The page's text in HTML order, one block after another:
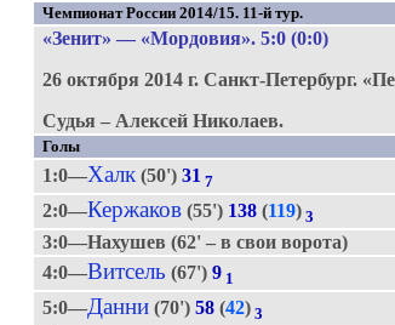
Чемпионат России 2014/15. 11-й тур.
«Зенит» — «Мордовия». 5:0 (0:0)
26 октября 2014 г.Санкт-Петербург.
Судья – Алексей Николаев.
Голы
1:0—Халк (50')31 7
2:0—Кержаков (55') 138 (119) 3
3:0—Нахушев (62' – в свои ворота)
4:0—Витсель (67')9 1
5:0—Данни (70')58 (42) 3